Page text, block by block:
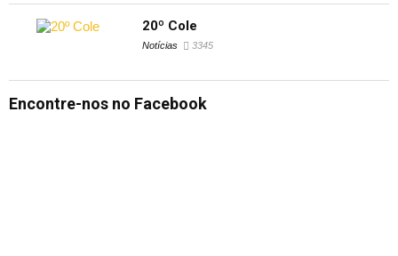
20º Cole
Notícias 3345
Encontre-nos no Facebook